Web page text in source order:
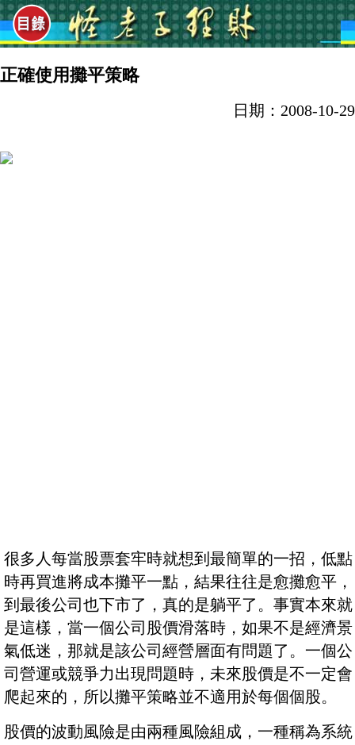
正確使用攤平策略
日期：2008-10-29
很多人每當股票套牢時就想到最簡單的一招，低點
時再買進將成本攤平一點，結果往往是愈攤愈平，
到最後公司也下市了，真的是躺平了。事實本來就
是這樣，當一個公司股價滑落時，如果不是經濟景
氣低迷，那就是該公司經營層面有問題了。一個公
司營運或競爭力出現問題時，未來股價是不一定會
爬起來的，所以攤平策略並不適用於每個個股。
股價的波動風險是由兩種風險組成，一種稱為系統